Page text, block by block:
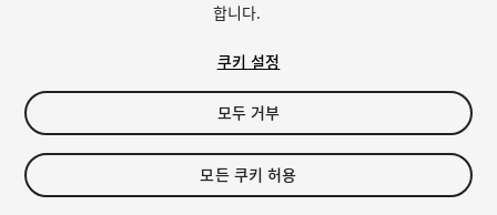
$130
세금/부가세는 결제 시 반영됩니다.
합니다.
쿠키 설정
모두 거부
모든 쿠키 허용